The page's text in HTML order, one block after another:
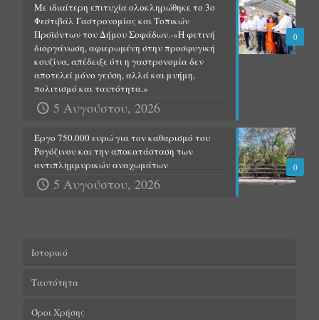
0
Με ιδιαίτερη επιτυχία ολοκληρώθηκε το 3ο
Φεστιβάλ Γαστρονομίας και Τοπικών
Προϊόντων του Δήμου Σοφάδων.-«Η φετινή
διοργάνωση, αφιερωμένη στην προσφυγική
κουζίνα, απέδειξε ότι η γαστρονομία δεν
αποτελεί μόνο γεύση, αλλά και μνήμη,
πολιτισμό και ταυτότητα.»
5 Αυγούστου, 2026
0
Έργο 750.000 ευρώ για τον καθαρισμό του
Ρογόζινου και την αποκατάσταση των
αντιπλημμυρικών αναχωμάτων
5 Αυγούστου, 2026
Ιστορικό
Ταυτότητα
Όροι Χρήσης